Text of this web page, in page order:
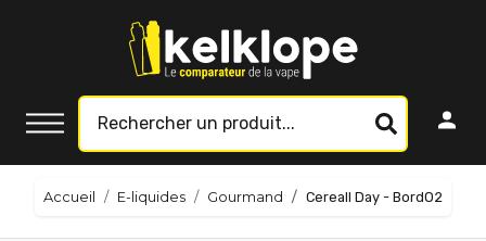
Accueil E-liquides Gourmand Cereall Day - BordO2